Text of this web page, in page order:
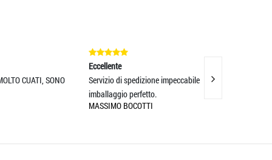
Servizio di spedizione impeccabile e
imballaggio perfetto.
MASSIMO BOCOTTI
5 stelle